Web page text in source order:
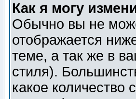
Как я могу
Обычно вы не
отображается
теме, а так же в
стиля).
какое